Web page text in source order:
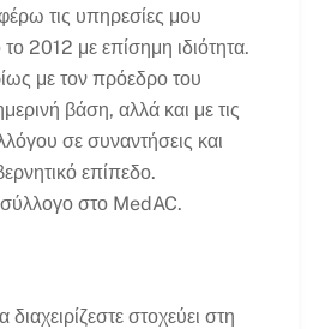
τις υπηρεσίες μου
2012 με επίσημη ιδιότητα.
με τον πρόεδρο του
βάση, αλλά και με τις
σε συναντήσεις και
επίπεδο.
στο MedAC.
στοχεύει στη